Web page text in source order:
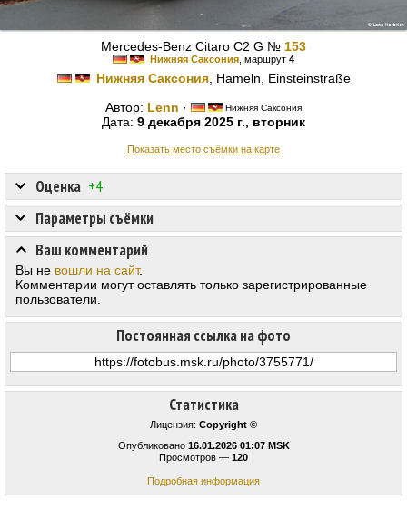
Mercedes-Benz Citaro C2 G № 153
Нижняя Саксония , маршрут 4
Нижняя Саксония, Hameln, Einsteinstraße
Автор: Lenn · Нижняя Саксония
Дата: 9 декабря 2025 г., вторник
Показать место съёмки на карте
Статистика
Лицензия: Copyright ©
Опубликовано 16.01.2026 01:07 MSK
Просмотров — 120
Подробная информация
Оценка +4
Постоянная ссылка на фото
Параметры съёмки
Ваш комментарий
Вы не вошли на сайт.
Комментарии могут оставлять только зарегистрированные
пользователи.